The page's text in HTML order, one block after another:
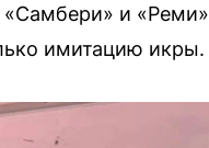
«Самбери» и «Реми»
имитацию икры.